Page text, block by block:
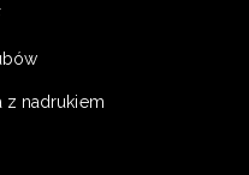
z nadrukiem